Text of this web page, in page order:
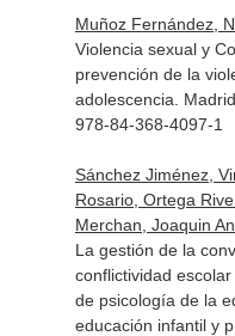
Muñoz Fernández,
Violencia sexual y
prevención de la
adolescencia .
978-84-368-4097-1
Sánchez Jiménez,
Rosario, Ortega
Merchan, Joaquin
La gestión de la
conflictividad
de psicología de la
educación infantil y